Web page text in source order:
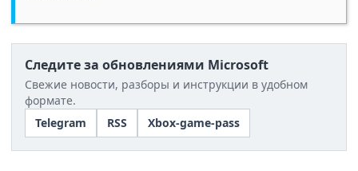
Следите за обновлениями Microsoft
Свежие новости, разборы и инструкции в удобном
формате.
Telegram
RSS Xbox-game-pass